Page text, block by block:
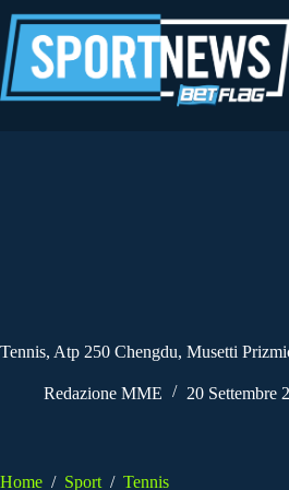
al
contenuto
Tennis, Atp 250 Chengdu, Musetti
Redazione MME 20 Settembre
Home / Sport / Tennis